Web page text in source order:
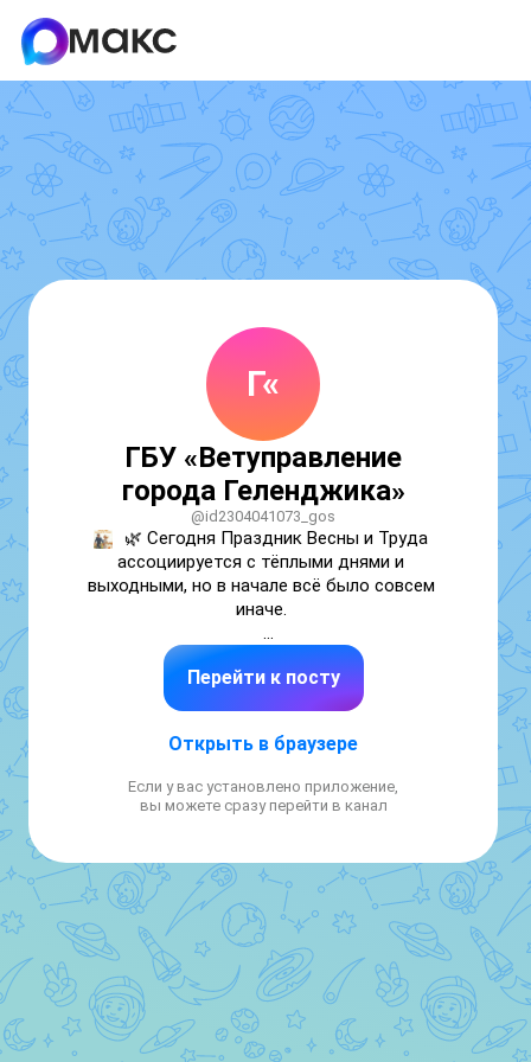
Г«
ГБУ «Ветуправление
города Геленджика»
@id2304041073_gos
🌿 Сегодня Праздник Весны и Труда
ассоциируется с тёплыми днями и
выходными, но в начале всё было совсем
иначе.
Как появился Международный день
трудящихся и какие события стали
ключевыми — рассказываем в карточках 💬
Перейти к посту
Открыть в браузере
Если у вас установлено приложение,
вы можете сразу перейти в канал